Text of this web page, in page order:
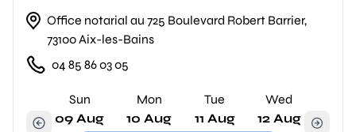
Office notarial au 725 Boulevard Robert Barrier,
73100 Aix-les-Bains
04 85 86 03 05
Sun
09 Aug
Mon
10 Aug
Tue
11 Aug
Wed
12 Aug